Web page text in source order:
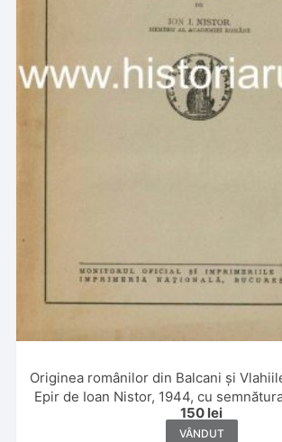
Originea românilor din Balcani și
Epir de Ioan Nistor, 1944, cu
Dumitru Protase
150 lei
VÂNDUT